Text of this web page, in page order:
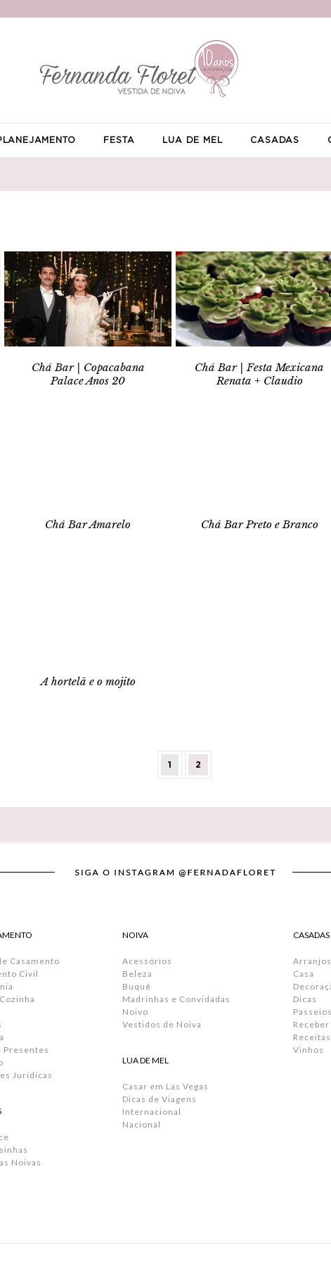
FESTA LUA DE MEL CASADAS
Chá Bar | Copacabana
Palace Anos 20
Chá Bar | Festa Mexicana
Renata + Claudio
Chá Bar Amarelo Chá Bar Preto e Branco
A hortelã e o mojito
1 2
Casamento
Civil
Presentes
Jurídicas
Noivas
NOIVA
Acessórios
Beleza
Buquê
Madrinhas e Convidadas
Noivo
Vestidos de Noiva
LUA DE MEL
Casar em Las Vegas
Dicas de Viagens
Internacional
Nacional
CASADAS
Casa
Dicas
Passeios
Receber
Receitas
Vinhos